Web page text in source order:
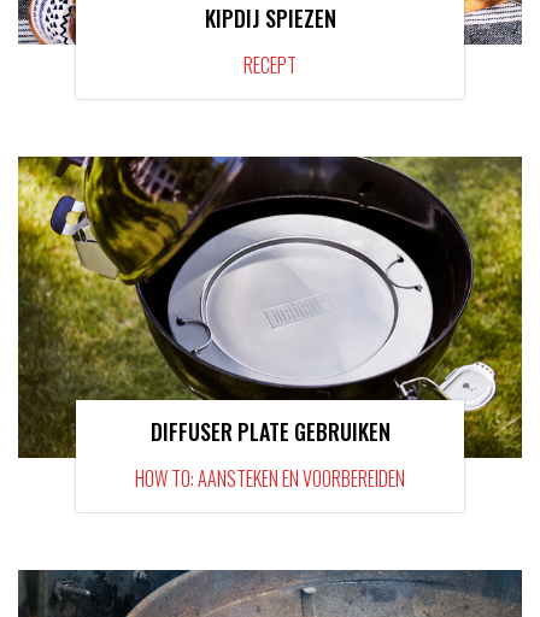
KIPDIJ SPIEZEN
RECEPT
DIFFUSER PLATE GEBRUIKEN
HOW TO: AANSTEKEN EN VOORBEREIDEN